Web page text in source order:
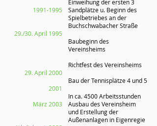
1991-1995
29./30. April 1995
29. April 2000
2001
März 2003
Einweihung der ersten 3
Sandplätze u. Beginn des
Spielbetriebes an der
Buchschwabacher Straße
Baubeginn des
Vereinsheims
Richtfest des Vereinsheims
Bau der Tennisplätze 4 und 5
In ca. 4500 Arbeitsstunden
Ausbau des Vereinsheim
und Erstellung der
Außenanlagen in Eigenregie